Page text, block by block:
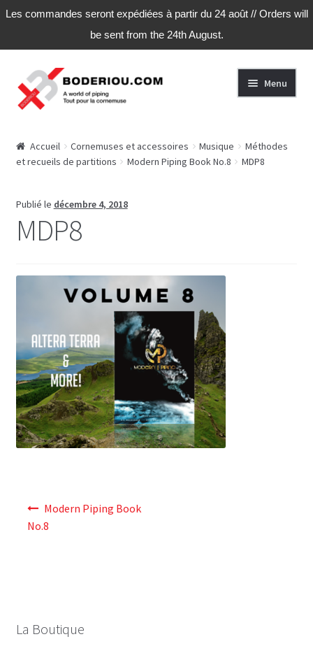
Les commandes seront expédiées à partir du 24 août // Orders will
be sent from the 24th August.
Aller
à
la
Aller
au
contenu
Menu
Accueil Cornemuses et accessoires Musique
Méthodes
et recueils de partitions
Modern Piping Book No.8 MDP8
Publié le décembre 4, 2018
MDP8
Modern Piping Book
No.8
La Boutique